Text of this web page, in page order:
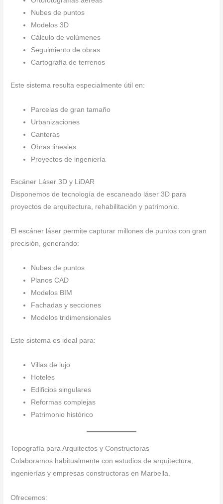
Nubes de puntos
Modelos 3D
Cálculo de volúmenes
Seguimiento de obras
Cartografía de terrenos
Este sistema resulta especialmente útil en:
Parcelas de gran tamaño
Urbanizaciones
Canteras
Obras lineales
Proyectos de ingeniería
Escáner Láser 3D y LiDAR
Disponemos de tecnología de escaneado láser 3D para
proyectos de arquitectura, rehabilitación y patrimonio.
El escáner láser permite capturar millones de puntos con gran
precisión, generando:
Nubes de puntos
Planos CAD
Modelos BIM
Fachadas y secciones
Modelos tridimensionales
Este sistema es ideal para:
Villas de lujo
Hoteles
Edificios singulares
Reformas complejas
Patrimonio histórico
Topografía para Arquitectos y Constructoras
Colaboramos habitualmente con estudios de arquitectura,
ingenierías y empresas constructoras en Marbella.
Ofrecemos: